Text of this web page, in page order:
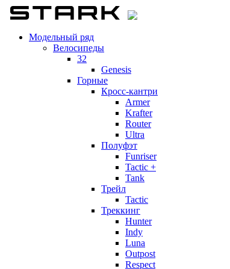
Модельный ряд
Велосипеды
32
Genesis
Горные
Кросс-кантри
Armer
Krafter
Router
Ultra
Полуфэт
Funriser
Tactic +
Tank
Трейл
Tactic
Треккинг
Hunter
Indy
Luna
Outpost
Respect